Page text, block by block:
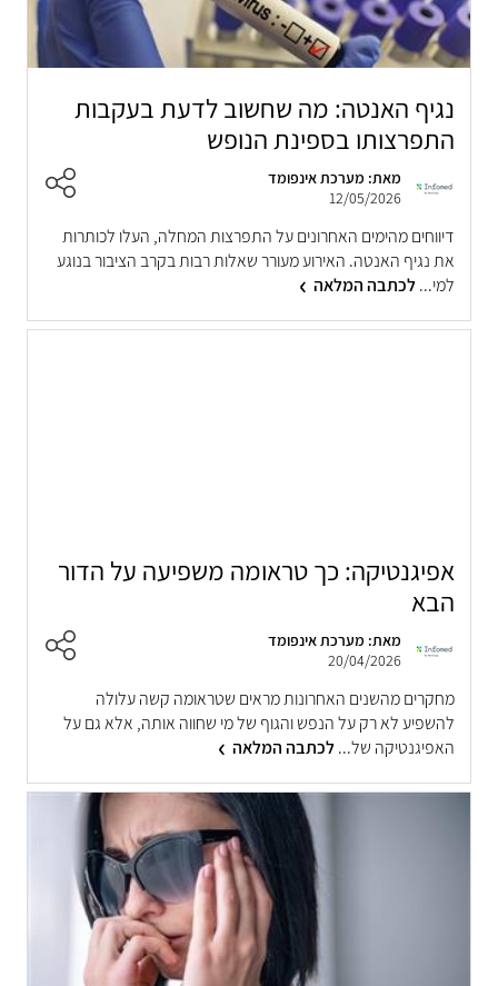
נגיף האנטה: מה שחשוב לדעת בעקבות
התפרצותו בספינת הנופש
מאת: מערכת אינפומד
12/05/2026
דיווחים מהימים האחרונים על התפרצות המחלה, העלו לכותרות
את נגיף האנטה. האירוע מעורר שאלות רבות בקרב הציבור בנוגע
למי...לכתבה המלאה
אפיגנטיקה: כך טראומה משפיעה על הדור
הבא
מאת: מערכת אינפומד
20/04/2026
מחקרים מהשנים האחרונות מראים שטראומה קשה עלולה
להשפיע לא רק על הנפש והגוף של מי שחווה אותה, אלא גם על
האפיגנטיקה של...לכתבה המלאה